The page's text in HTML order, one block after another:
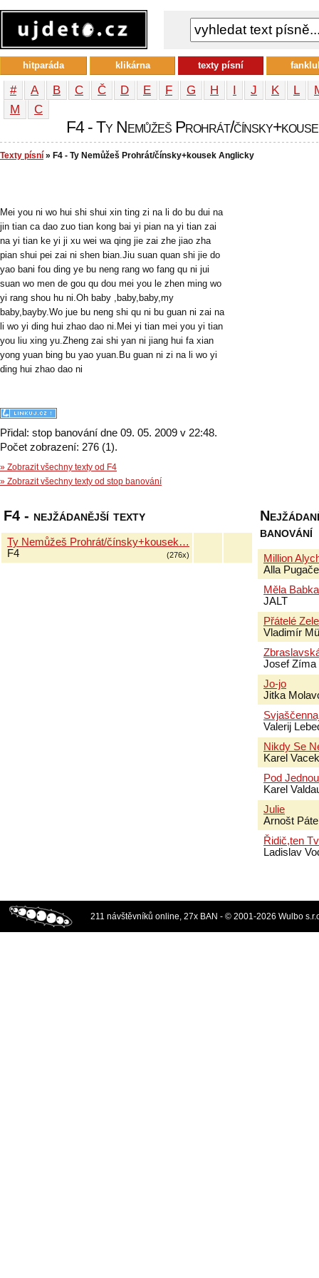
# A B C Č D E F G H I J K L
М
С
F4 - Ty Nemůžeš Prohrát/
Texty písní » F4 - Ty Nemůžeš Prohrát/čínsky+kousek Anglicky
Mei you ni wo hui shi shui xin ting zi na li do bu dui na
jin tian ca dao zuo tian kong bai yi pian na yi tian zai
na yi tian ke yi ji xu wei wa qing jie zai zhe jiao zha
pian shui pei zai ni shen bian.Jiu suan quan shi jie do
yao bani fou ding ye bu neng rang wo fang qu ni jui
suan wo men de gou qu dou mei you le zhen ming wo
yi rang shou hu ni.Oh baby ,baby,baby,my
baby,bayby.Wo jue bu neng shi qu ni bu guan ni zai na
li wo yi ding hui zhao dao ni.Mei yi tian mei you yi tian
you liu xing yu.Zheng zai shi yan ni jiang hui fa xian
yong yuan bing bu yao yuan.Bu guan ni zi na li wo yi
ding hui zhao dao ni
Přidal: stop banování dne 09. 05. 2009 v 22:48.
Počet zobrazení: 276 (1).
» Zobrazit všechny texty od F4
» Zobrazit všechny texty od stop banování
F4 - nejžádanější texty
Ty Nemůžeš Prohrát/čínsky+kousek…
F4
(276x)
banování
Million
Alla
Měla
JALT
Přátelé
Vladimír
Josef Zíma
Jo-jo
Jitka
Valerij
Nikdy Se
Karel Vacek
Pod
Karel
Julie
Arnošt
Řidič,ten
Ladislav
hitparáda klikárna texty písní
211 návštěvníků online, 27x BAN - © 2001-2026 Wulbo